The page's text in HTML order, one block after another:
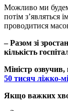
Можливо ми
потім з’являться
проводитися
– Разом зі
кількість
Міністр
50 тисяч ліжко-
Якщо важких